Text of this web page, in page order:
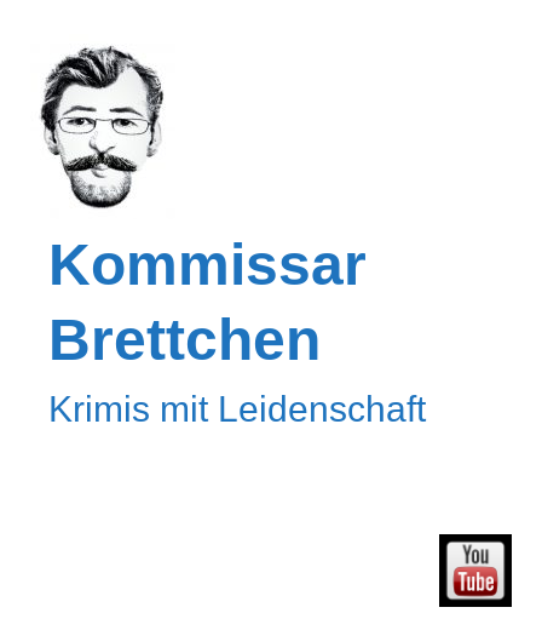
Kommissar
Brettchen
Krimis mit Leidenschaft